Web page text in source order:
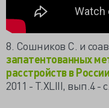
8. Сошников С. и
запатентованных
расстройств в России
2011 - T.XLIII, вып.4 -